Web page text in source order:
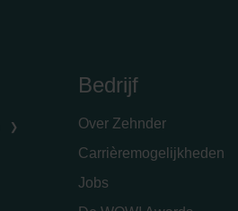
Bedrijf
Over Zehnder
Carrièremogelijkheden
Jobs